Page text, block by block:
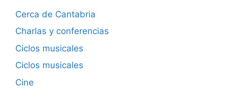
Cerca de Cantabria
Charlas y conferencias
Ciclos musicales
Ciclos musicales
Cine